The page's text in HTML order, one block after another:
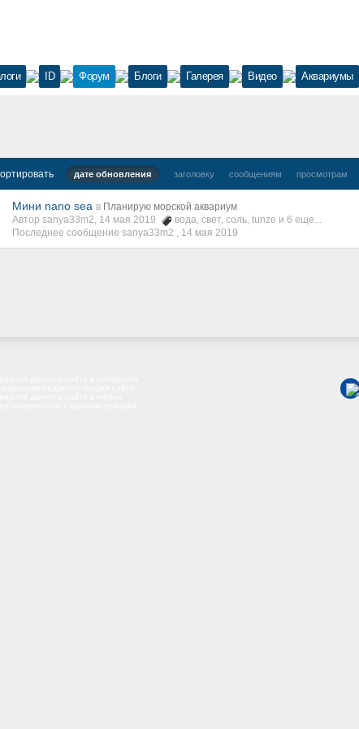
ID Форум Блоги Галерея Видео Аквариумы
дате обновления заголовку сообщениям просмотрам
Мини nano sea в Планирую морской аквариум
Автор sanya33m2, 14 мая 2019
вода, свет, соль, tunze и 6 еще...
Последнее сообщение sanya33m2 , 14 мая 2019